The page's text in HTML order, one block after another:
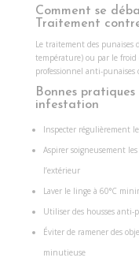
Comment se
Traitement
Le traitement des
température) ou par le froid
professionnel anti-
Bonnes
infestation
Inspecter régulièrement
Aspirer soigneusement
l’extérieur
Laver le linge à 60°C
Utiliser des housses anti-
Éviter de ramener des
minutieuse